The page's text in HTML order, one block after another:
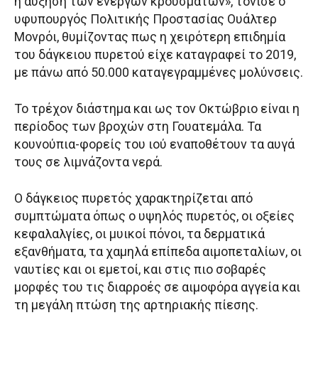
υφυπουργός Πολιτικής Προστασίας Ουάλτερ
Μονρόι, θυμίζοντας πως η χειρότερη επιδημία
του δάγκειου πυρετού είχε καταγραφεί το 2019,
με πάνω από 50.000 καταγεγραμμένες μολύνσεις.
Το τρέχον διάστημα και ως τον Οκτώβριο είναι η
περίοδος των βροχών στη Γουατεμάλα. Τα
κουνούπια-φορείς του ιού εναποθέτουν τα αυγά
τους σε λιμνάζοντα νερά.
Ο δάγκειος πυρετός χαρακτηρίζεται από
συμπτώματα όπως ο υψηλός πυρετός, οι οξείες
κεφαλαλγίες, οι μυικοί πόνοι, τα δερματικά
εξανθήματα, τα χαμηλά επίπεδα αιμοπεταλίων, οι
ναυτίες και οι εμετοί, και στις πιο σοβαρές
μορφές του τις διαρροές σε αιμοφόρα αγγεία και
τη μεγάλη πτώση της αρτηριακής πίεσης.